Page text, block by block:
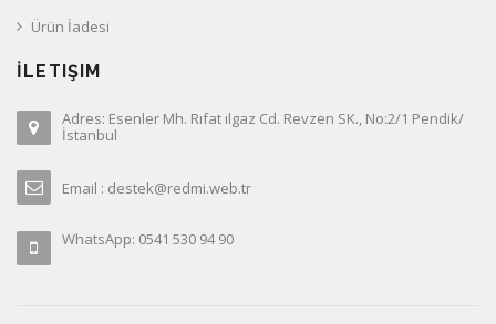
Ürün İadesi
İLETIŞIM
Adres: Esenler Mh. Rıfat ılgaz Cd. Revzen SK., No:2/1 Pendik/
İstanbul
Email : destek@redmi.web.tr
WhatsApp: 0541 530 94 90